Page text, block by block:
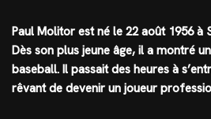
Paul Molitor est né le 22 août 1956 à
Dès son plus jeune âge, il a montré
baseball. Il passait des heures à
rêvant de devenir un joueur